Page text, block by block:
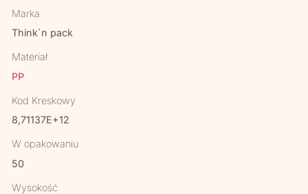
Marka
Think`n pack
Materiał
PP
Kod Kreskowy
8,71137E+12
W opakowaniu
50
Wysokość